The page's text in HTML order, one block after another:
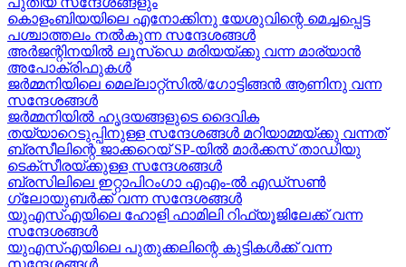
കൊളംബിയയിലെ എനോക്കിനു യേശുവിന്റെ മെച്ചപ്പെട്ട
പശ്ചാത്തലം നൽകുന്ന സന്ദേശങ്ങള്‍
അർജന്റിനയിൽ ലൂസ്ഡെ മരിയയ്ക്കു വന്ന മാര്യാന്‍
അപോക്രിഫുകള്‍
ജർമ്മനിയിലെ മെല്ലാറ്റ്സിൽ/ഗോട്ടിങ്ങൻ ആണിനു വന്ന
സന്ദേശങ്ങൾ
ജർമ്മനിയിൽ ഹൃദയങ്ങളുടെ ദൈവിക
തയ്യാറെടുപ്പിനുള്ള സന്ദേശങ്ങൾ മറിയാമ്മയ്ക്കു വന്നത്
ബ്രസീലിന്റെ ജാക്കറെയ്‍ SP-യിൽ മാർക്കസ് താഡിയു
ടെക്സീരയ്ക്കുള്ള സന്ദേശങ്ങള്‍
ബ്രസിലിലെ ഇറ്റാപിറംഗാ എഎം-ൽ എഡ്സൺ
ഗ്ലോയുബർക്ക് വന്ന സന്ദേശങ്ങൾ
യുഎസ്എയിലെ ഹോളി ഫാമിലി റിഫ്യൂജിലേക്ക് വന്ന
സന്ദേശങ്ങൾ
യുഎസ്എയിലെ പുതുക്കലിന്റെ കുട്ടികള്‍ക്ക് വന്ന
സന്ദേശങ്ങള്‍